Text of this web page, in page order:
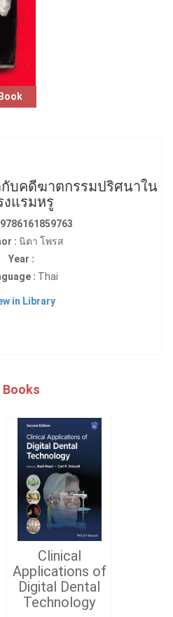
Book
บคดีฆาตกรรมปริศนาใน
งแรมหรู
9786161859763
: นิตา โพรส
Year :
: Thai
in Library
Books
Clinical
Applications of
Digital Dental
Technology